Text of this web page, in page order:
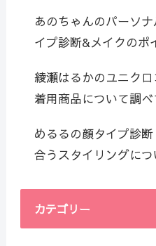
あのちゃんのパーソ
イプ診断&メイクの
綾瀬はるかのユニク
着用商品について調べ
めるるの顔タイプ診
合うスタイリングに
カテゴリー